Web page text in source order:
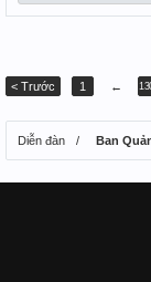
< Trước
1 ←
Diễn đàn Ban